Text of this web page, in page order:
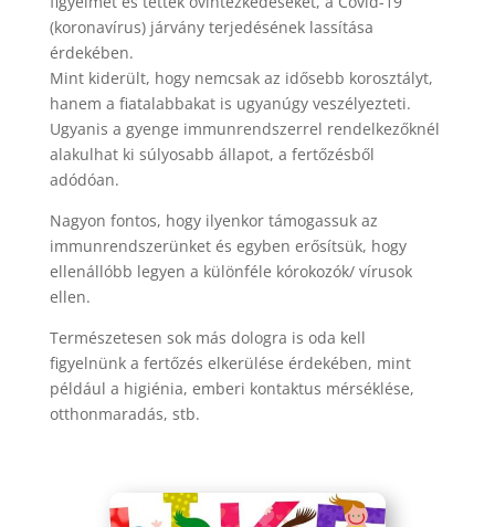
(koronavírus) járvány terjedésének lassítása
érdekében.
Mint kiderült, hogy nemcsak az idősebb korosztályt,
hanem a fiatalabbakat is ugyanúgy veszélyezteti.
Ugyanis a gyenge immunrendszerrel rendelkezőknél
alakulhat ki súlyosabb állapot, a fertőzésből
adódóan.
Nagyon fontos, hogy ilyenkor támogassuk az
immunrendszerünket és egyben erősítsük, hogy
ellenállóbb legyen a különféle kórokozók/ vírusok
ellen.
Természetesen sok más dologra is oda kell
figyelnünk a fertőzés elkerülése érdekében, mint
például a higiénia, emberi kontaktus mérséklése,
otthonmaradás, stb.